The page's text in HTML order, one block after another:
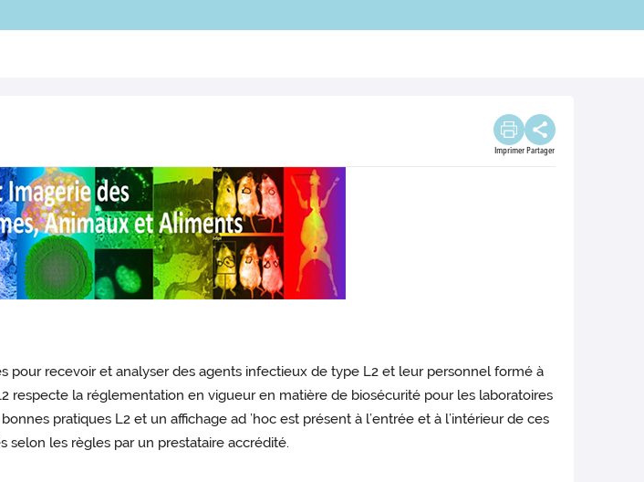
Imprimer Partager
pour recevoir et analyser des agents infectieux de type L2 et leur personnel formé à
la réglementation en vigueur en matière de biosécurité pour les laboratoires
pratiques L2 et un affichage ad ’hoc est présent à l’entrée et à l’intérieur de ces
selon les règles par un prestataire accrédité.